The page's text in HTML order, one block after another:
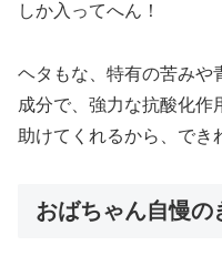
しか入ってへん！
ヘタもな、特有の苦みや
成分で、強力な抗酸化作
助けてくれるから、でき
おばちゃん自慢の